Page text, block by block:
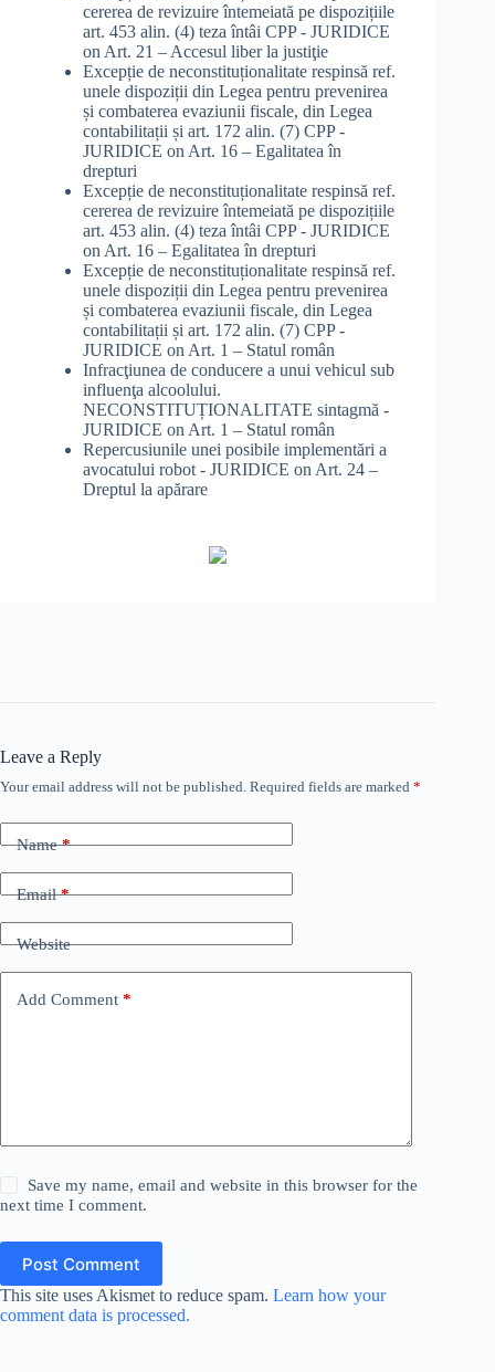
cererea de revizuire întemeiată pe dispozițiile
art. 453 alin. (4) teza întâi CPP - JURIDICE
on Art. 21 – Accesul liber la justiţie
Excepție de neconstituționalitate respinsă ref.
unele dispoziții din Legea pentru prevenirea
și combaterea evaziunii fiscale, din Legea
contabilitații și art. 172 alin. (7) CPP -
JURIDICE on Art. 16 – Egalitatea în
drepturi
Excepție de neconstituționalitate respinsă ref.
cererea de revizuire întemeiată pe dispozițiile
art. 453 alin. (4) teza întâi CPP - JURIDICE
on Art. 16 – Egalitatea în drepturi
Excepție de neconstituționalitate respinsă ref.
unele dispoziții din Legea pentru prevenirea
și combaterea evaziunii fiscale, din Legea
contabilitații și art. 172 alin. (7) CPP -
JURIDICE on Art. 1 – Statul român
Infracţiunea de conducere a unui vehicul sub
influenţa alcoolului.
NECONSTITUȚIONALITATE sintagmă -
JURIDICE on Art. 1 – Statul român
Repercusiunile unei posibile implementări a
avocatului robot - JURIDICE on Art. 24 –
Dreptul la apărare
Leave a Reply
Your email address will not be published. Required fields are marked *
Name*
Email*
Website
Add Comment *
Save my name, email and website in this browser for the
next time I comment.
Post Comment
This site uses Akismet to reduce spam. Learn how your
comment data is processed.